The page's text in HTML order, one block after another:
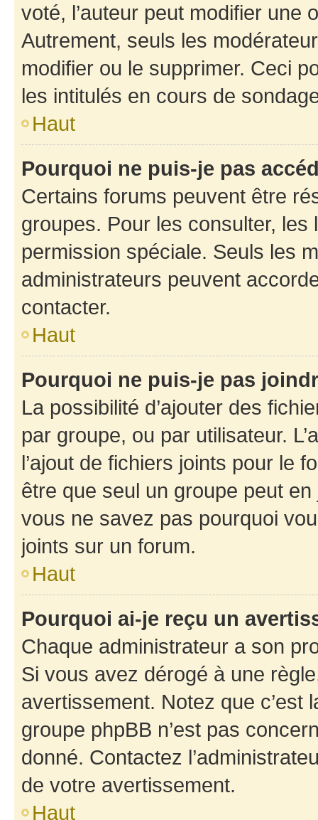
voté, l’auteur peut modifier une
Autrement, seuls les
modifier ou le supprimer. Ceci
les intitulés en cours de
Haut
Pourquoi ne puis-je pas
Certains forums peuvent être
groupes. Pour les consulter,
permission spéciale. Seuls les
administrateurs peuvent
contacter.
Haut
Pourquoi ne puis-je pas
La possibilité d’ajouter des
par groupe, ou par utilisateur.
l’ajout de fichiers joints pour le
être que seul un groupe peut
vous ne savez pas pourquoi
joints sur un forum.
Haut
Pourquoi ai-je reçu un
Chaque administrateur a son
Si vous avez dérogé à une
avertissement. Notez que c’est
groupe phpBB n’est pas
donné. Contactez
de votre avertissement.
Haut